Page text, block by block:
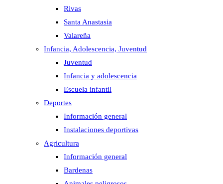
Rivas
Santa Anastasia
Valareña
Infancia, Adolescencia, Juventud
Juventud
Infancia y adolescencia
Escuela infantil
Deportes
Información general
Instalaciones deportivas
Agricultura
Información general
Bardenas